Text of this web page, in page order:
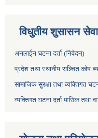
विधुतीय शुसासन सेवा
अनलाईन घटना दर्ता (निवेदन)
प्रदेश तथा स्थानीय सञ्चित कोष
सामाजिक सुरक्षा तथा व्यक्तिगत
व्यक्तिगत घटना दर्ता मासिक तथा